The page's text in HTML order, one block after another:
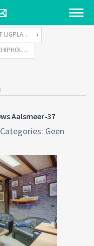
WOONARK MET LIGPLAATS
RINGVAART SCHIPHOLDIJK 500WS AALSMEER-37
Aalsmeer-37
Categories: Geen